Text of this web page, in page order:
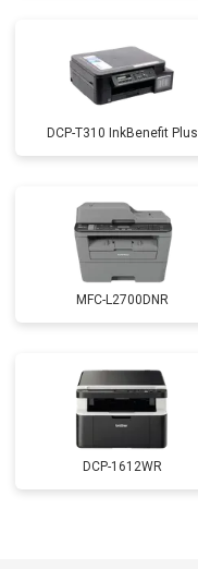
DCP-T310 InkBenefit Plus
MFC-L2700DNR
DCP-1612WR